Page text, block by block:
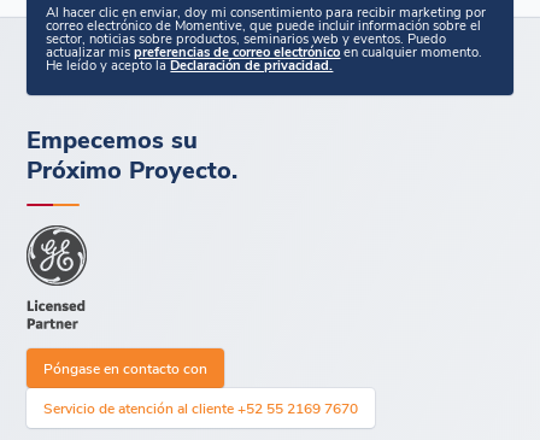
Al hacer clic en enviar, doy mi consentimiento para recibir marketing por
correo electrónico de Momentive, que puede incluir información sobre el
sector, noticias sobre productos, seminarios web y eventos. Puedo
actualizar mispreferencias de correo electrónico en cualquier momento.
He leído y acepto laDeclaración de privacidad.
Empecemos su
Próximo Proyecto.
Póngase en contacto con
Servicio de atención al cliente +52 55 2169 7670